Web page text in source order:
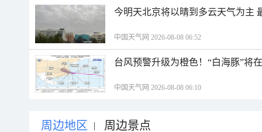
今明天北京将以晴到多云天气为主
中国天气网 2026-08-08 06:52
台风预警升级为橙色！“白海豚”将
中国天气网 2026-08-08 06:10
周边地区 | 周边景点